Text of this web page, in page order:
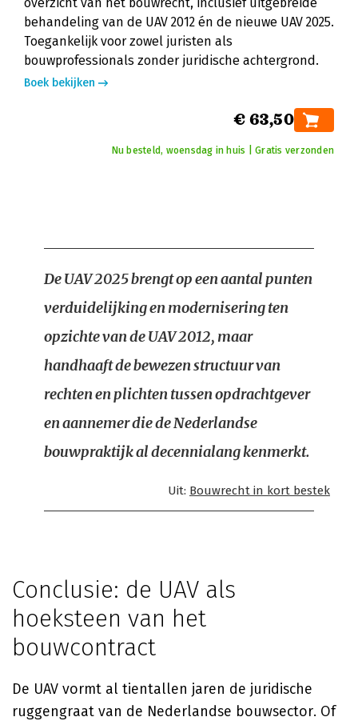
behandeling van de UAV 2012 én de nieuwe UAV 2025.
Toegankelijk voor zowel juristen als
bouwprofessionals zonder juridische achtergrond.
Boek bekijken
€ 63,50
Nu besteld, woensdag in huis | Gratis verzonden
De UAV 2025 brengt op een aantal punten
verduidelijking en modernisering ten
opzichte van de UAV 2012, maar
handhaaft de bewezen structuur van
rechten en plichten tussen opdrachtgever
en aannemer die de Nederlandse
bouwpraktijk al decennialang kenmerkt.
Uit: Bouwrecht in kort bestek
Conclusie: de UAV als
hoeksteen van het
bouwcontract
De UAV vormt al tientallen jaren de juridische
ruggengraat van de Nederlandse bouwsector. Of